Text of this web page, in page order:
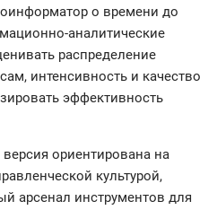
о времени до
аналитические
распределение
интенсивность и качество
эффективность
ориентирована на
культурой,
арсенал инструментов для